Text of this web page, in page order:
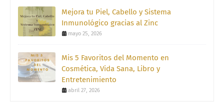
Mejora tu Piel, Cabello y Sistema
Inmunológico gracias al Zinc
mayo 25, 2026
Mis 5 Favoritos del Momento en
Cosmética, Vida Sana, Libro y
Entretenimiento
abril 27, 2026